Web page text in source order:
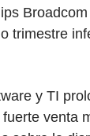
trimestre
y TI
venta